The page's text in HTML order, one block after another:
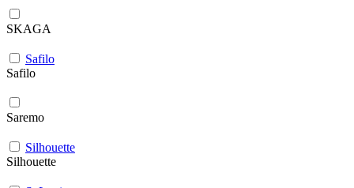
SKAGA
Safilo
Safilo
Saremo
Silhouette
Silhouette